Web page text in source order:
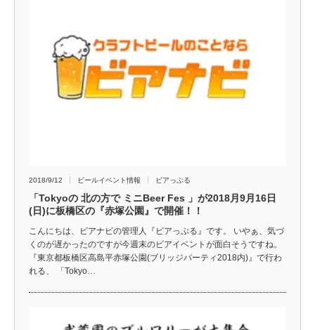
2018/9/12 ビールイベント情報 ビアっぷる
「Tokyoの 北の方で ミニBeer Fes 」が2018月9月16日
(日)に板橋区の『赤塚公園』で開催！！
こんにちは、ビアナビの管理人『ビアっぷる』です。 いやぁ、気づ
くのが遅かったのですが今週末のビアイベントが面白そうですね。
『東京都板橋区高島平赤塚公園(ブリッジパーティ2018内)』で行わ
れる、 「Tokyo…